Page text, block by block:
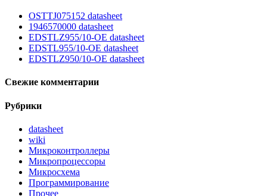
OSTTJ075152 datasheet
1946570000 datasheet
EDSTLZ955/10-OE datasheet
EDSTL955/10-OE datasheet
EDSTLZ950/10-OE datasheet
Свежие комментарии
Рубрики
datasheet
wiki
Микроконтроллеры
Микропроцессоры
Микросхема
Программирование
Прочее